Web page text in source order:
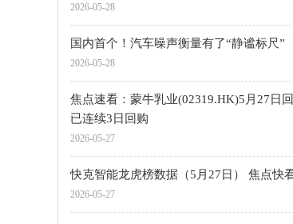
2026-05-28
国内首个！汽车噪声衡量有了“静谧标尺”
2026-05-28
焦点速看：蒙牛乳业(02319.HK)5月27日
已连续3日回购
2026-05-27
快克智能龙虎榜数据（5月27日） 焦点快
2026-05-27